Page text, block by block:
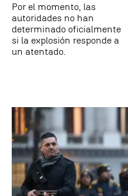
Por el momento, las
autoridades no han
determinado oficialmente
si la explosión responde a
un atentado.